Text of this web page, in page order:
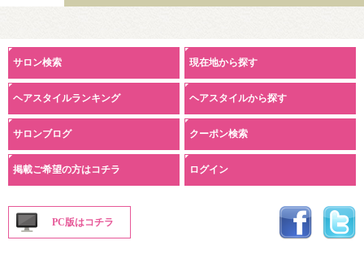
サロン検索 現在地から探す
ヘアスタイルランキング ヘアスタイルから探す
サロンブログ クーポン検索
掲載ご希望の方はコチラ ログイン
PC版はコチラ